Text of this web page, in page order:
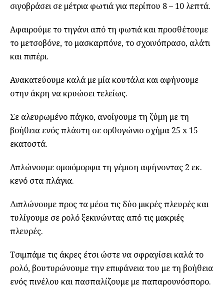
σιγοβράσει σε μέτρια φωτιά για περίπου 8 – 10 λεπτά.
Αφαιρούμε το τηγάνι από τη φωτιά και προσθέτουμε
το μετσοβόνε, το μασκαρπόνε, το σχοινόπρασο, αλάτι
και πιπέρι.
Ανακατεύουμε καλά με μία κουτάλα και αφήνουμε
στην άκρη να κρυώσει τελείως.
Σε αλευρωμένο πάγκο, ανοίγουμε τη ζύμη με τη
βοήθεια ενός πλάστη σε ορθογώνιο σχήμα 25 x 15
εκατοστά.
Απλώνουμε ομοιόμορφα τη γέμιση αφήνοντας 2 εκ.
κενό στα πλάγια.
Διπλώνουμε προς τα μέσα τις δύο μικρές πλευρές και
τυλίγουμε σε ρολό ξεκινώντας από τις μακριές
πλευρές.
Τσιμπάμε τις άκρες έτσι ώστε να σφραγίσει καλά το
ρολό, βουτυρώνουμε την επιφάνεια του με τη βοήθεια
ενός πινέλου και πασπαλίζουμε με παπαρουνόσπορο.